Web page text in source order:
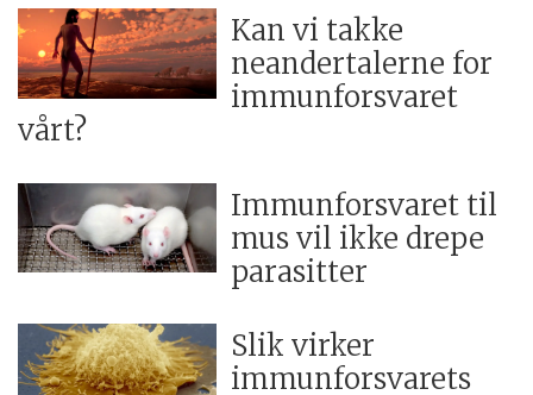
Kan vi takke
neandertalerne for
immunforsvaret
vårt?
Immunforsvaret til
mus vil ikke drepe
parasitter
Slik virker
immunforsvarets